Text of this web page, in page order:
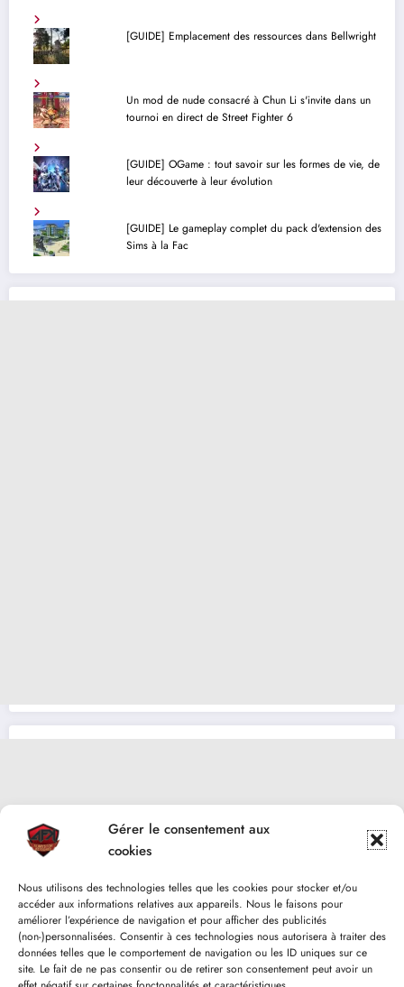
Gérer le consentement aux
cookies
Nous utilisons des technologies telles que les cookies pour stocker et/ou
accéder aux informations relatives aux appareils. Nous le faisons pour
améliorer l’expérience de navigation et pour afficher des publicités
(non-)personnalisées. Consentir à ces technologies nous autorisera à traiter des
données telles que le comportement de navigation ou les ID uniques sur ce
site. Le fait de ne pas consentir ou de retirer son consentement peut avoir un
[GUIDE] Emplacement des ressources dans Bellwright
Un mod de nude consacré à Chun Li s'invite dans un
tournoi en direct de Street Fighter 6
[GUIDE] OGame : tout savoir sur les formes de vie, de
leur découverte à leur évolution
[GUIDE] Le gameplay complet du pack d'extension des
Sims à la Fac